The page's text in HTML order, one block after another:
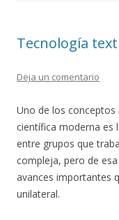
Tecnología
Deja un comentario
Uno de los conceptos
científica moderna es
entre grupos que
compleja, pero de
avances importantes
unilateral.